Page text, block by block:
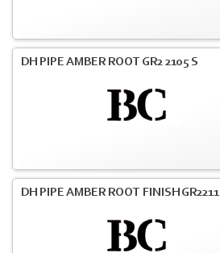
DH PIPE AMBER ROOT GR2 2105 S
DH PIPE AMBER ROOT FINISH GR2211